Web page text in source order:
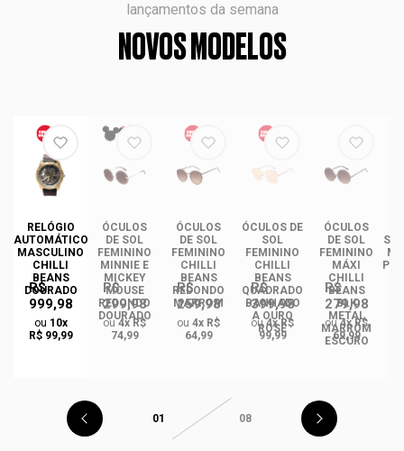
lançamentos da semana
NOVOS MODELOS
RELÓGIO
AUTOMÁTICO
MASCULINO
CHILLI
BEANS
DOURADO
R$
999,98
ou 10x
R$ 99,99
ÓCULOS
DE SOL
FEMININO
MINNIE E
MICKEY
MOUSE
REDONDO
DOURADO
R$
299,98
ou4x R$
74,99
ÓCULOS
DE SOL
FEMININO
CHILLI
BEANS
REDONDO
MARROM
R$
259,98
ou 4x R$
64,99
ÓCULOS DE
SOL
FEMININO
CHILLI
BEANS
QUADRADO
BANHADO
A OURO
ROSÉ
R$
399,98
ou4x R$
99,99
ÓCULOS
DE SOL
FEMININO
MÁXI
CHILLI
BEANS
BLK
METAL
MARROM
ESCURO
R$
279,98
ou4x R$
69,99
01 08